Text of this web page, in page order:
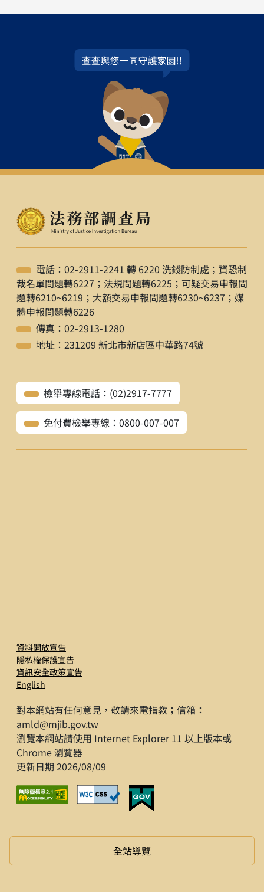
電話：02-2911-2241 轉 6220 洗錢防制處；資恐制
裁名單問題轉6227；法規問題轉6225；可疑交易申報問
題轉6210~6219；大額交易申報問題轉6230~6237；媒
體申報問題轉6226
傳真：02-2913-1280
地址：231209 新北市新店區中華路74號
檢舉專線電話：(02)2917-7777
免付費檢舉專線：0800-007-007
資料開放宣告
隱私權保護宣告
資訊安全政策宣告
English
對本網站有任何意見，敬請來電指教；信箱：
amld@mjib.gov.tw
瀏覽本網站請使用 Internet Explorer 11 以上版本或
Chrome 瀏覽器
更新日期 2026/08/09
全站導覽